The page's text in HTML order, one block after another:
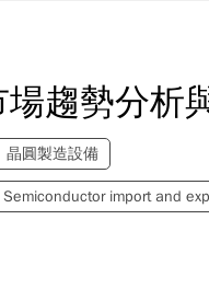
趨勢分析
晶圓製造設備
Semiconductor import and